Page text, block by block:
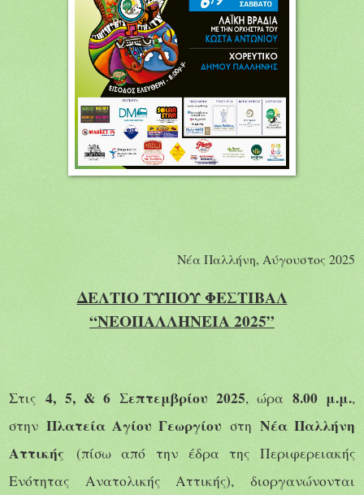
Νέα Παλλήνη, Αύγουστος 2025
ΔΕΛΤΙΟ ΤΥΠΟΥ ΦΕΣΤΙΒΑΛ
“ΝΕΟΠΑΛΛΗΝΕΙΑ 2025”
Στις 4, 5, & 6 Σεπτεμβρίου 2025, ώρα8.00 μ.μ.,
στην Πλατεία Αγίου Γεωργίου στη Νέα Παλλήνη
Αττικής (πίσω από την έδρα της Περιφερειακής
Ενότητας Ανατολικής Αττικής), διοργανώνονται